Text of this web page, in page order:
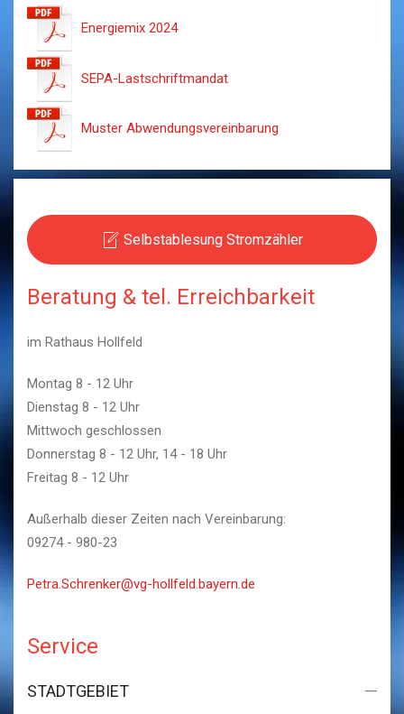
Energiemix 2024
SEPA-Lastschriftmandat
Muster Abwendungsvereinbarung
Selbstablesung Stromzähler
Beratung & tel. Erreichbarkeit
im Rathaus Hollfeld
Montag 8 - 12 Uhr
Dienstag 8 - 12 Uhr
Mittwoch geschlossen
Donnerstag 8 - 12 Uhr, 14 - 18 Uhr
Freitag 8 - 12 Uhr
Außerhalb dieser Zeiten nach Vereinbarung:
09274 - 980-23
Petra.Schrenker@vg-hollfeld.bayern.de
Service
STADTGEBIET